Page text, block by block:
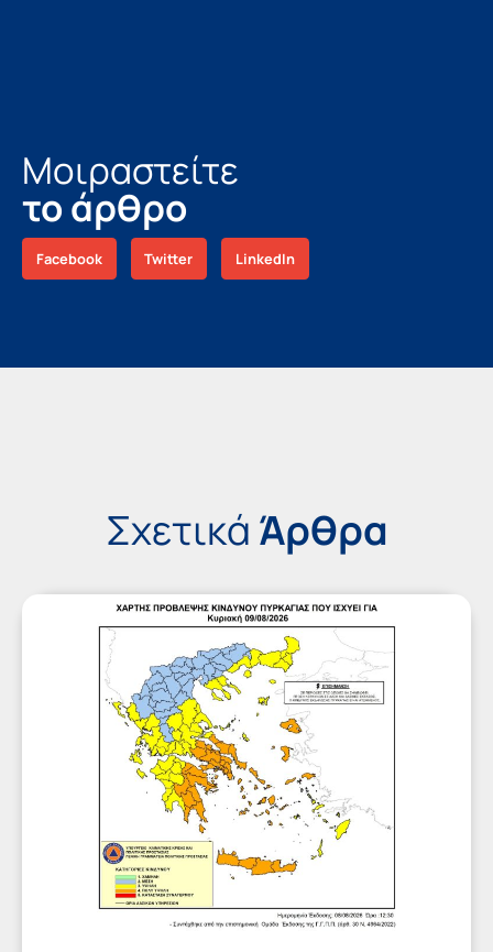
Μοιραστείτε
το άρθρο
Facebook Twitter LinkedIn
Σχετικά Άρθρα